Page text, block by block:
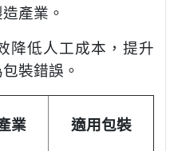
產業。
降低人工成本，提升
裝錯誤。
業 適用包裝